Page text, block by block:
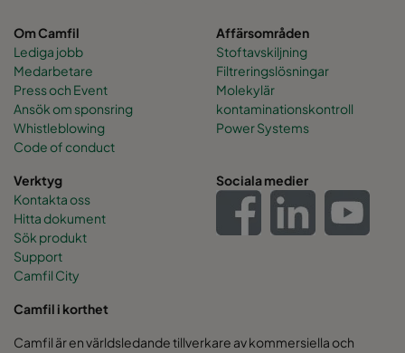
Om Camfil
Lediga jobb
Medarbetare
Press och Event
Ansök om sponsring
Whistleblowing
Code of conduct
Affärsområden
Stoftavskiljning
Filtreringslösningar
Molekylär
kontaminationskontroll
Power Systems
Verktyg
Kontakta oss
Hitta dokument
Sök produkt
Support
Camfil City
Sociala medier
Camfil i korthet
Camfil är en världsledande tillverkare av kommersiella och